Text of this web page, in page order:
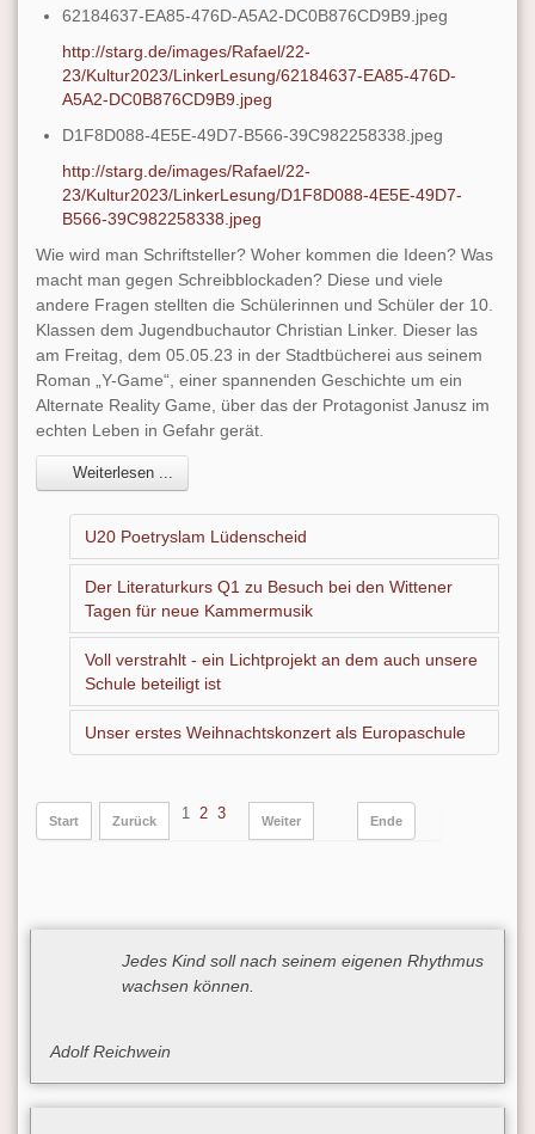
62184637-EA85-476D-A5A2-DC0B876CD9B9.jpeg
http://starg.de/images/Rafael/22-
23/Kultur2023/LinkerLesung/62184637-EA85-476D-
A5A2-DC0B876CD9B9.jpeg
D1F8D088-4E5E-49D7-B566-39C982258338.jpeg
http://starg.de/images/Rafael/22-
23/Kultur2023/LinkerLesung/D1F8D088-4E5E-49D7-
B566-39C982258338.jpeg
Wie wird man Schriftsteller? Woher kommen die Ideen? Was
macht man gegen Schreibblockaden? Diese und viele
andere Fragen stellten die Schülerinnen und Schüler der 10.
Klassen dem Jugendbuchautor Christian Linker. Dieser las
am Freitag, dem 05.05.23 in der Stadtbücherei aus seinem
Roman „Y-Game“, einer spannenden Geschichte um ein
Alternate Reality Game, über das der Protagonist Janusz im
echten Leben in Gefahr gerät.
Weiterlesen ...
U20 Poetryslam Lüdenscheid
Der Literaturkurs Q1 zu Besuch bei den Wittener
Tagen für neue Kammermusik
Voll verstrahlt - ein Lichtprojekt an dem auch unsere
Schule beteiligt ist
Unser erstes Weihnachtskonzert als Europaschule
Start Zurück 1 2 3 Weiter Ende
Jedes Kind soll nach seinem eigenen Rhythmus
wachsen können.
Adolf Reichwein